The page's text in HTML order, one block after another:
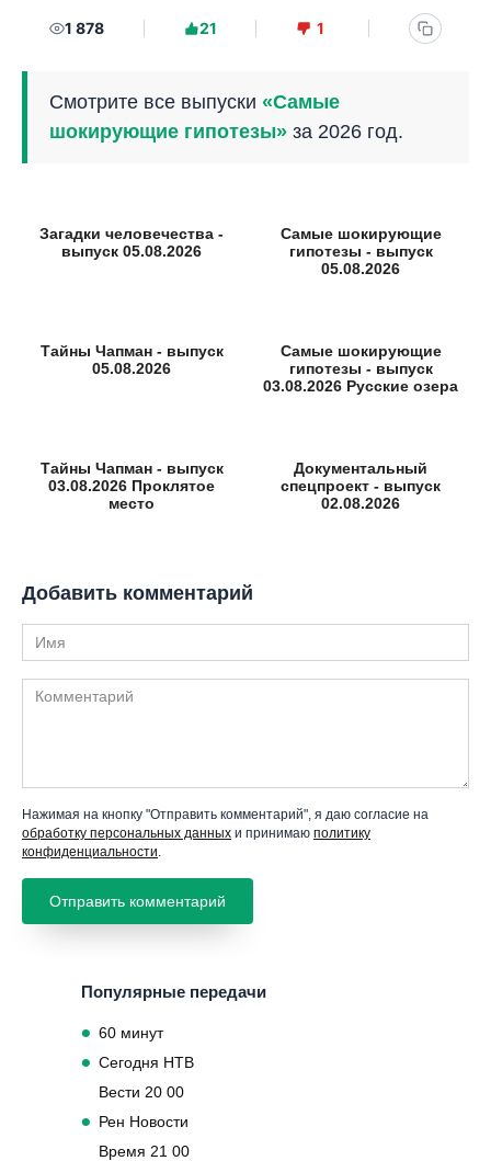
1 878 21 1
Смотрите все выпуски «Самые
шокирующие гипотезы» за 2026 год.
Загадки человечества -
выпуск 05.08.2026
Самые шокирующие
гипотезы - выпуск
05.08.2026
Тайны Чапман - выпуск
05.08.2026
Самые шокирующие
гипотезы - выпуск
03.08.2026 Русские озера
Тайны Чапман - выпуск
03.08.2026 Проклятое
место
Документальный
спецпроект - выпуск
02.08.2026
Добавить комментарий
Имя
Комментарий
Нажимая на кнопку "Отправить комментарий", я даю согласие на
обработку персональных данных и принимаю политику
конфиденциальности.
Популярные передачи
60 минут
Сегодня НТВ
Вести 20 00
Рен Новости
Время 21 00